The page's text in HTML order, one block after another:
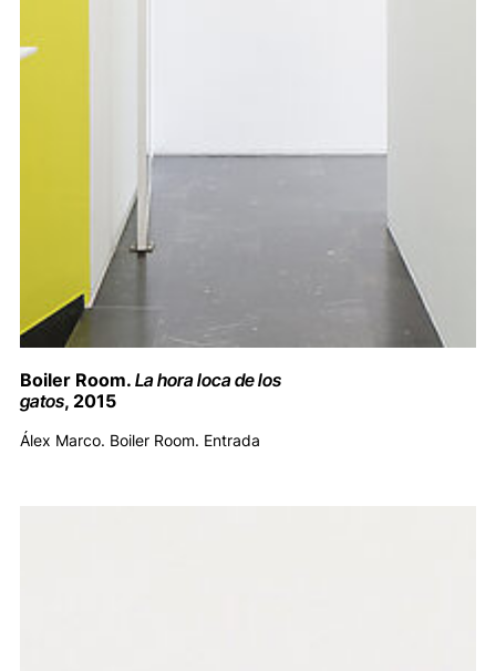
Boiler Room. La hora loca de los
gatos, 2015
Álex Marco. Boiler Room. Entrada